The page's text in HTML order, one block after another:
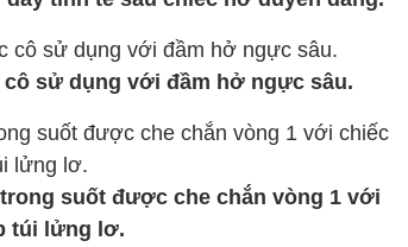
sử dụng với đầm hở ngực sâu.
suốt được che chắn vòng 1 với
túi lửng lơ.